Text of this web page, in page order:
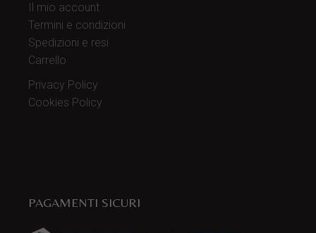
Il mio account
Termini e condizioni
Spedizioni e resi
Carrello
Privacy Policy
Cookies Policy
PAGAMENTI SICURI